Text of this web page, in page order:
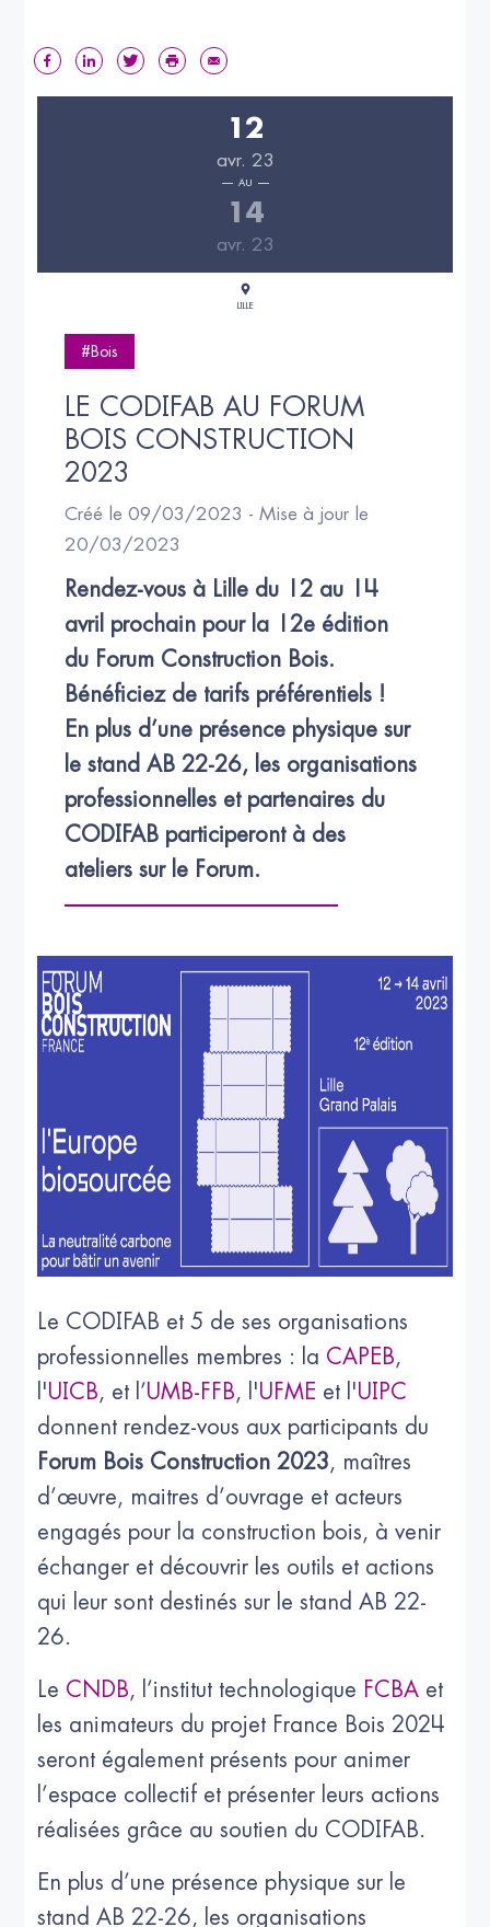
12
avr. 23
AU
14
avr. 23
LILLE
#Bois
LE CODIFAB AU FORUM
BOIS CONSTRUCTION
2023
Créé le 09/03/2023 - Mise à jour le
20/03/2023
Rendez-vous à Lille du 12 au 14
avril prochain pour la 12e édition
du Forum Construction Bois.
Bénéficiez de tarifs préférentiels !
En plus d’une présence physique sur
le stand AB 22-26, les organisations
professionnelles et partenaires du
CODIFAB participeront à des
ateliers sur le Forum.
Le CODIFAB et 5 de ses organisations
professionnelles membres : la CAPEB,
l'UICB, et l’UMB-FFB, l'UFME et l'UIPC
donnent rendez-vous aux participants du
Forum Bois Construction 2023, maîtres
d’œuvre, maitres d’ouvrage et acteurs
engagés pour la construction bois, à venir
échanger et découvrir les outils et actions
qui leur sont destinés sur le stand AB 22-
26.
Le CNDB, l’institut technologique FCBA et
les animateurs du projet France Bois 2024
seront également présents pour animer
l’espace collectif et présenter leurs actions
réalisées grâce au soutien du CODIFAB.
En plus d’une présence physique sur le
stand AB 22-26, les organisations